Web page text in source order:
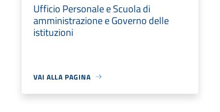
Ufficio Personale e Scuola di
amministrazione e Governo delle
istituzioni
VAI ALLA PAGINA